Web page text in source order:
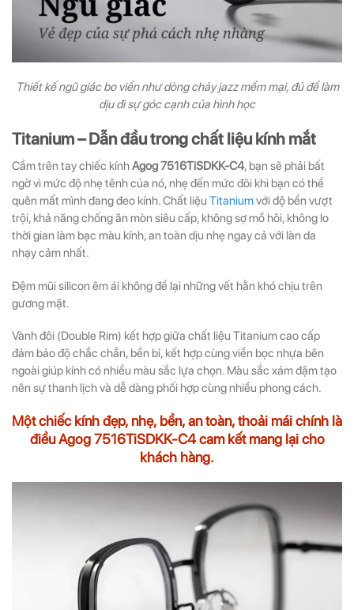
Thiết kế ngũ giác bo viền như dòng chảy jazz mềm mại, đủ để làm
dịu đi sự góc cạnh của hình học
Titanium – Dẫn đầu trong chất liệu kính mắt
Cầm trên tay chiếc kínhAgog 7516TiSDKK-C4, bạn sẽ phải bất
ngờ vì mức độ nhẹ tênh của nó, nhẹ đến mức đôi khi bạn có thể
quên mất mình đang đeo kính. Chất liệu Titaniumvới độ bền vượt
trội, khả năng chống ăn mòn siêu cấp, không sợ mồ hôi, không lo
thời gian làm bạc màu kính, an toàn dịu nhẹ ngay cả với làn da
nhạy cảm nhất.
Đệm mũi silicon êm ái không để lại những vết hằn khó chịu trên
gương mặt.
Vành đôi (Double Rim) kết hợp giữa chất liệu Titanium cao cấp
đảm bảo độ chắc chắn, bền bỉ, kết hợp cùng viền bọc nhựa bên
ngoài giúp kính có nhiều màu sắc lựa chọn. Màu sắc xám đậm tạo
nên sự thanh lịch và dễ dàng phối hợp cùng nhiều phong cách.
Một chiếc kính đẹp, nhẹ, bền, an toàn, thoải mái chính là
điều Agog 7516TiSDKK-C4 cam kết mang lại cho
khách hàng.